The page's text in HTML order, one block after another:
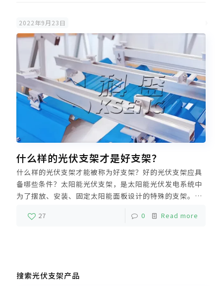
2022年9月23日
什么样的光伏支架才是好支架？
什么样的光伏支架才能被称为好支架？好的光伏支架应具
备哪些条件？太阳能光伏支架，是太阳能光伏发电系统中
为了摆放、安装、固定太阳能面板设计的特殊的支架。今
天科盛小编就来和大家聊聊，我们应该从哪几点着手去选
择光伏支架。首先光伏支架结构必须牢固可靠，其次应具
27 0 Read more
搜索光伏支架产品